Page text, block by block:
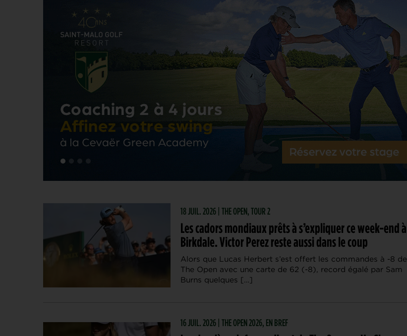
18 JUIL. 2026 | THE OPEN, TOUR 2
Les cadors mondiaux prêts à s’expliquer ce week-end à
Birkdale. Victor Perez reste aussi dans le coup
Alors que Lucas Herbert s’est offert les commandes à -8 de
The Open avec une carte de 62 (-8), record égalé par Sam
Burns quelques […]
16 JUIL. 2026 | THE OPEN 2026, EN BREF